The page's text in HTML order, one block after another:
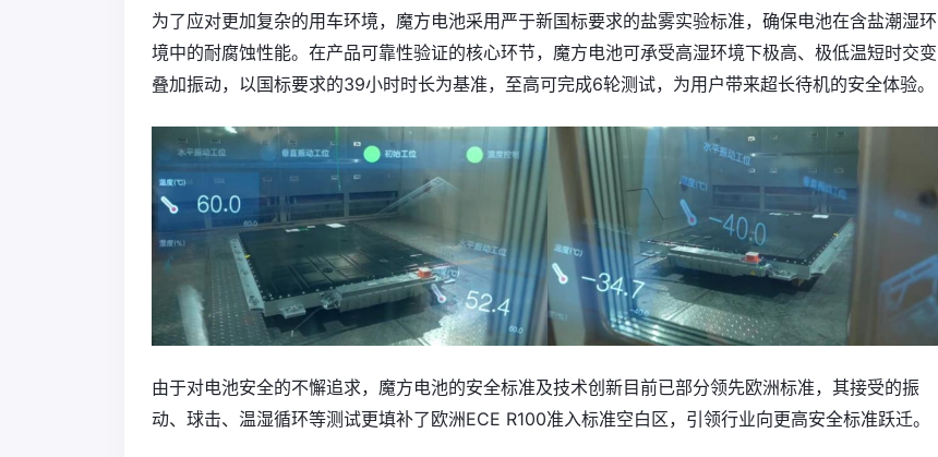
为了应对更加复杂的用车环境，魔方电池采用严于新国标要求的盐雾实验标准，确保电池在含盐潮湿环
境中的耐腐蚀性能。在产品可靠性验证的核心环节，魔方电池可承受高湿环境下极高、极低温短时交变
叠加振动，以国标要求的39小时时长为基准，至高可完成6轮测试，为用户带来超长待机的安全体验。
由于对电池安全的不懈追求，魔方电池的安全标准及技术创新目前已部分领先欧洲标准，其接受的振
动、球击、温湿循环等测试更填补了欧洲ECE R100准入标准空白区，引领行业向更高安全标准跃迁。